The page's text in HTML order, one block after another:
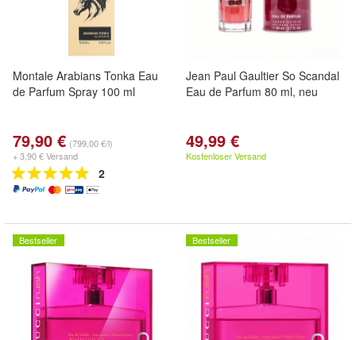
Montale Arabians Tonka Eau
de Parfum Spray 100 ml
79,90 € (799,00 €/l)
+ 3,90 € Versand
2
Jean Paul Gaultier So Scandal
Eau de Parfum 80 ml, neu
49,99 €
Kostenloser Versand
Bestseller Bestseller